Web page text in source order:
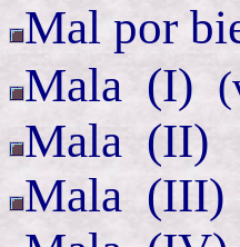
Mal por
Mala (I)
Mala (II)
Mala (III)